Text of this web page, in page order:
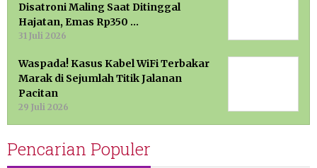
Disatroni Maling Saat Ditinggal
Hajatan, Emas Rp350 …
31 Juli 2026
Waspada! Kasus Kabel WiFi Terbakar
Marak di Sejumlah Titik Jalanan
Pacitan
29 Juli 2026
Pencarian Populer